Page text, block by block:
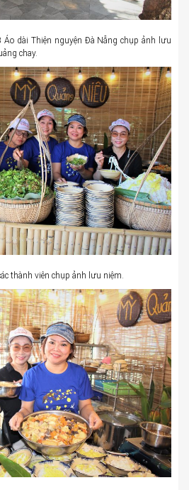
Áo dài Thiện nguyện Đà Nẵng chụp ảnh lưu
chay.
thành viên chụp ảnh lưu niệm.